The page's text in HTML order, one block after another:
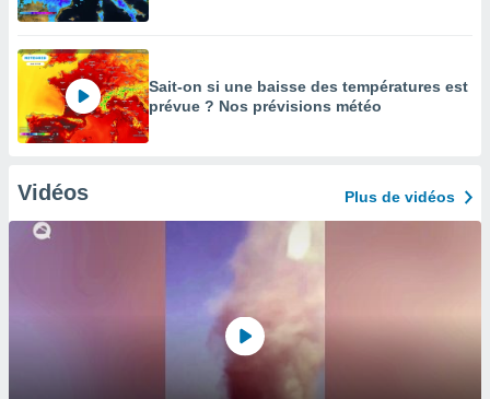
Sait-on si une baisse des températures est
prévue ? Nos prévisions météo
Vidéos Plus de vidéos